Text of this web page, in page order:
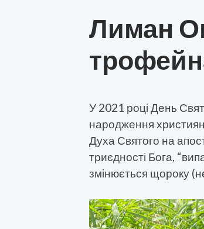
Лиман
У 2021 році День
народження
Духа Святого на
триєдності Бога,
змінюється щороку